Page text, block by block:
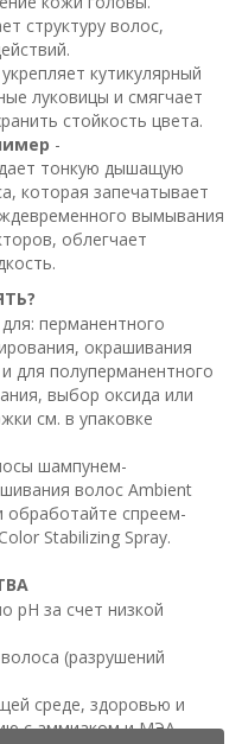
структуру волос,
кутикулярный
луковицы и смягчает
стойкость цвета.
-
тонкую дышащую
которая запечатывает
вымывания
облегчает
перманентного
окрашивания
для полуперманентного
выбор оксида или
см. в упаковке
шампунем-
волос Ambient
обработайте спреем-
Stabilizing Spray.
pH за счет низкой
(разрушений
среде, здоровью и
с аммиаком и МЭА.